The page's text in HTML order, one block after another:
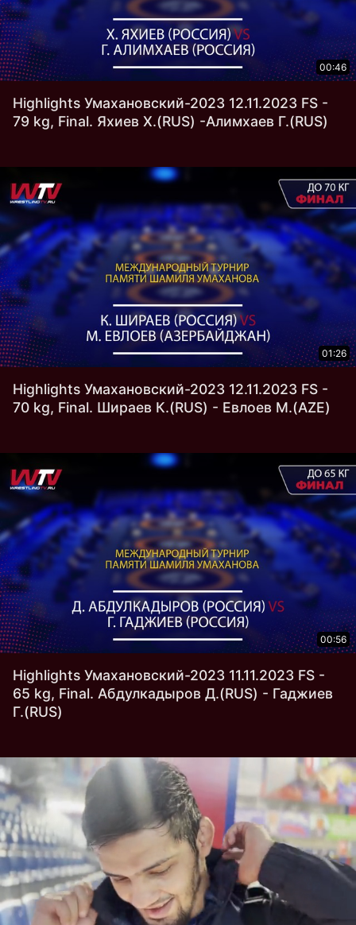
00:46
Highlights Умахановский-2023 12.11.2023 FS -
79 kg, Final. Яхиев Х.(RUS) -Алимхаев Г.(RUS)
01:26
Highlights Умахановский-2023 12.11.2023 FS -
70 kg, Final. Шираев К.(RUS) - Евлоев М.(AZE)
00:56
Highlights Умахановский-2023 11.11.2023 FS -
65 kg, Final. Абдулкадыров Д.(RUS) - Гаджиев
Г.(RUS)